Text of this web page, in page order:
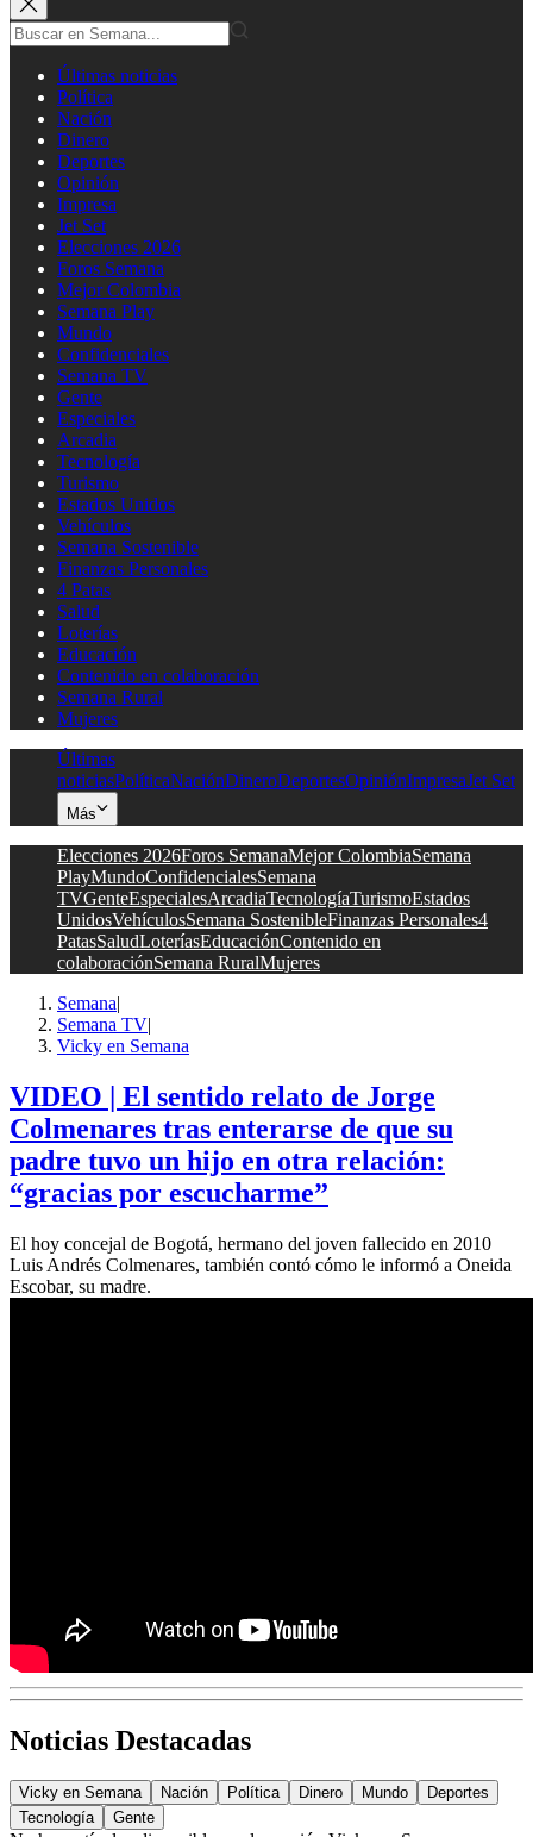
Últimas noticias
Política
Nación
Dinero
Deportes
Opinión
Impresa
Jet Set
Elecciones 2026
Foros Semana
Mejor Colombia
Semana Play
Mundo
Confidenciales
Semana TV
Gente
Especiales
Arcadia
Tecnología
Turismo
Estados Unidos
Vehículos
Semana Sostenible
Finanzas Personales
4 Patas
Salud
Loterías
Educación
Contenido en colaboración
Semana Rural
Mujeres
Últimas
noticiasPolíticaNaciónDineroDeportesOpiniónImpresaJet Set
Más
Elecciones 2026Foros SemanaMejor ColombiaSemana
PlayMundoConfidencialesSemana
TVGenteEspecialesArcadiaTecnologíaTurismoEstados
UnidosVehículosSemana SostenibleFinanzas Personales4
PatasSaludLoteríasEducaciónContenido en
colaboraciónSemana RuralMujeres
Semana|
Semana TV|
Vicky en Semana
VIDEO | El sentido relato de Jorge
Colmenares tras enterarse de que su
padre tuvo un hijo en otra relación:
“gracias por escucharme”
El hoy concejal de Bogotá, hermano del joven fallecido en 2010
Luis Andrés Colmenares, también contó cómo le informó a Oneida
Escobar, su madre.
Noticias Destacadas
Vicky en Semana Nación Política Dinero Mundo
Deportes
Tecnología
Gente